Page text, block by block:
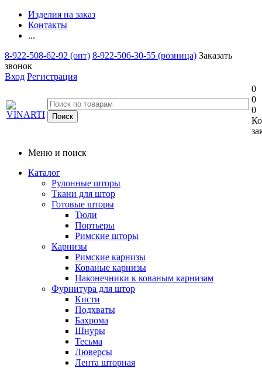
Изделия на заказ
Контакты
...
8-922-508-62-92 (опт) 8-922-506-30-55 (розница) Заказать
звонок
Вход Регистрация
0
0
0
Меню и поиск
Каталог
Рулонные шторы
Ткани для штор
Готовые шторы
Тюли
Портьеры
Римские шторы
Карнизы
Римские карнизы
Кованые карнизы
Наконечники к кованым карнизам
Фурнитура для штор
Кисти
Подхваты
Бахрома
Шнуры
Тесьма
Люверсы
Лента шторная